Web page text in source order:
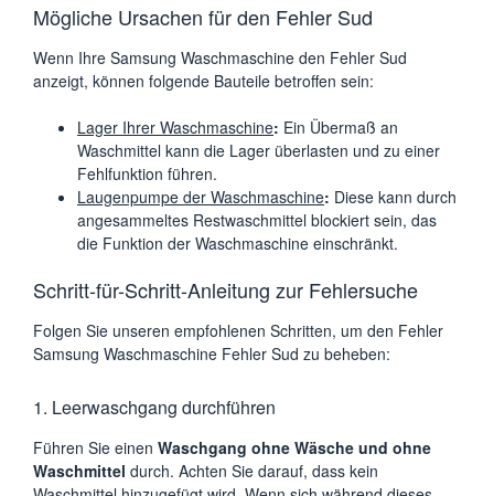
Mögliche Ursachen für den Fehler Sud
Wenn Ihre Samsung Waschmaschine den Fehler Sud
anzeigt, können folgende Bauteile betroffen sein:
Lager Ihrer Waschmaschine: Ein Übermaß an
Waschmittel kann die Lager überlasten und zu einer
Fehlfunktion führen.
Laugenpumpe der Waschmaschine: Diese kann durch
angesammeltes Restwaschmittel blockiert sein, das
die Funktion der Waschmaschine einschränkt.
Schritt-für-Schritt-Anleitung zur Fehlersuche
Folgen Sie unseren empfohlenen Schritten, um den Fehler
Samsung Waschmaschine Fehler Sud zu beheben:
1. Leerwaschgang durchführen
Führen Sie einen Waschgang ohne Wäsche und ohne
Waschmittel durch. Achten Sie darauf, dass kein